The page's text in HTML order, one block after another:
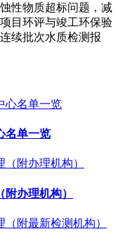
性物质超标问题，减
目环评与竣工环保验
续批次水质检测报
名单一览
办理机构）